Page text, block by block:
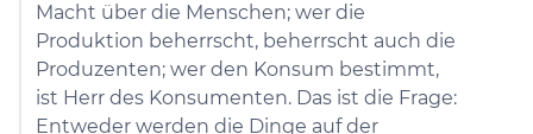
Macht über die Menschen; wer die
Produktion beherrscht, beherrscht auch die
Produzenten; wer den Konsum bestimmt,
ist Herr des Konsumenten. Das ist die Frage:
Entweder werden die Dinge auf der